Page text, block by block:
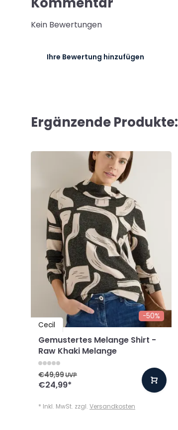
Kein Bewertungen
Ihre Bewertung hinzufügen
Ergänzende Produkte:
-50%
Cecil
Gemustertes Melange Shirt -
Raw Khaki Melange
€49,99UVP
€24,99*
* Inkl. MwSt. zzgl. Versandkosten